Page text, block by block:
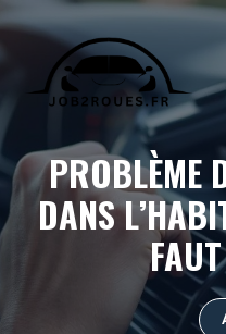
contenu
PROBLÈME
DANS